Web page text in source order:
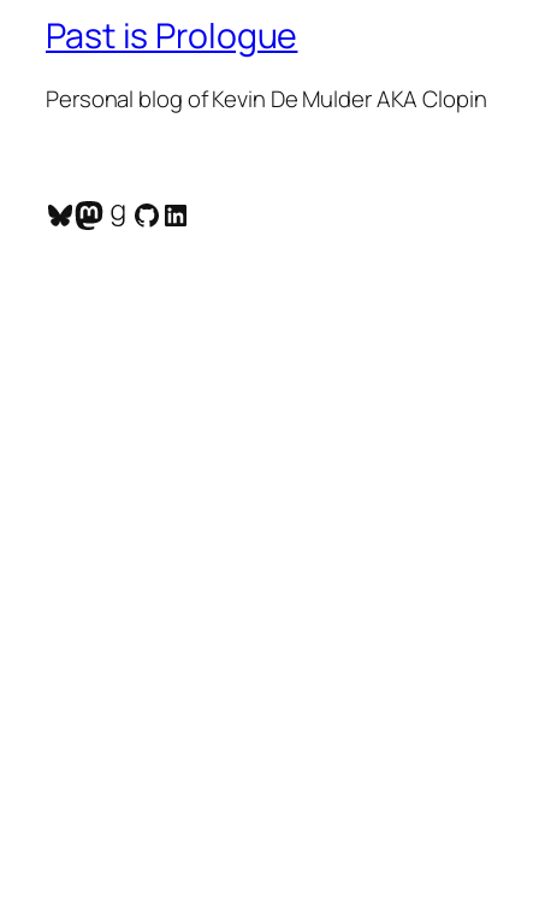
Past is Prologue
Personal blog of Kevin De Mulder AKA Clopin
Bluesky
Mastodon
Goodreads
GitHub
LinkedIn